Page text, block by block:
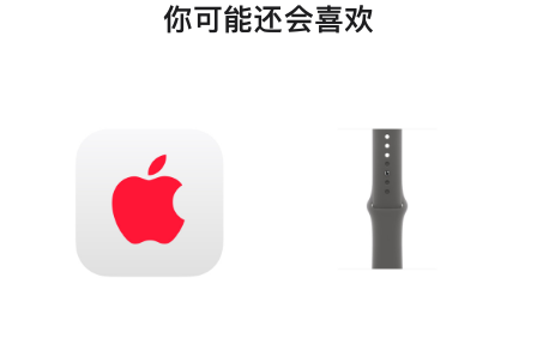
你可能还会喜欢